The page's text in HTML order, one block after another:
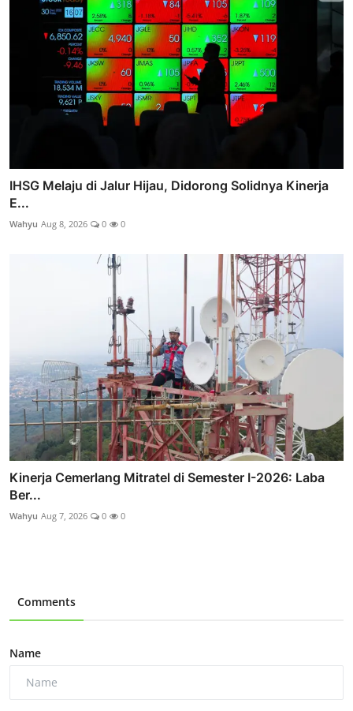
IHSG Melaju di Jalur Hijau, Didorong Solidnya Kinerja
E...
Wahyu Aug 8, 2026 0 0
Kinerja Cemerlang Mitratel di Semester I-2026: Laba
Ber...
Wahyu Aug 7, 2026 0 0
Comments
Name